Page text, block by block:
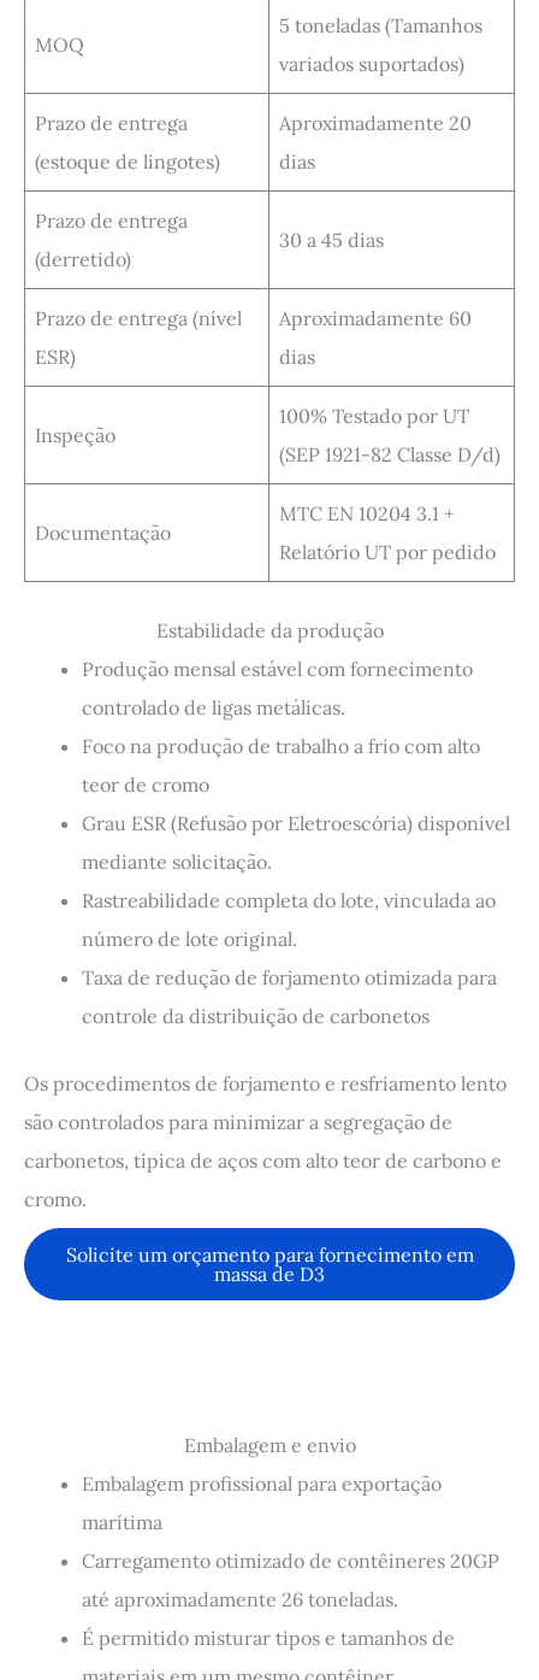
MOQ
5 toneladas (Tamanhos
variados suportados)
Prazo de entrega
(estoque de lingotes)
Aproximadamente 20
dias
Prazo de entrega
(derretido)
30 a 45 dias
Prazo de entrega (nível
ESR)
Aproximadamente 60
dias
Inspeção
100% Testado por UT
(SEP 1921-82 Classe D/d)
Documentação
MTC EN 10204 3.1 +
Relatório UT por pedido
Estabilidade da produção
Produção mensal estável com fornecimento
controlado de ligas metálicas.
Foco na produção de trabalho a frio com alto
teor de cromo
Grau ESR (Refusão por Eletroescória) disponível
mediante solicitação.
Rastreabilidade completa do lote, vinculada ao
número de lote original.
Taxa de redução de forjamento otimizada para
controle da distribuição de carbonetos
Os procedimentos de forjamento e resfriamento lento
são controlados para minimizar a segregação de
carbonetos, típica de aços com alto teor de carbono e
cromo.
Solicite um orçamento para fornecimento em
massa de D3
Embalagem e envio
Embalagem profissional para exportação
marítima
Carregamento otimizado de contêineres 20GP
até aproximadamente 26 toneladas.
É permitido misturar tipos e tamanhos de